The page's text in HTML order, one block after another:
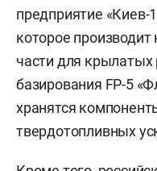
предприятие
которое
части для крылатых
базирования FP-5
хранятся
твердотопливных